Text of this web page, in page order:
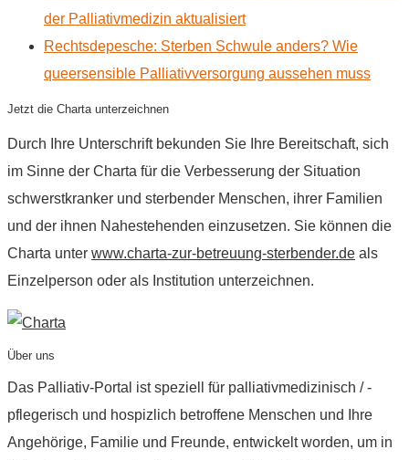
der Palliativmedizin aktualisiert
Rechtsdepesche: Sterben Schwule anders? Wie
queersensible Palliativversorgung aussehen muss
Jetzt die Charta unterzeichnen
Durch Ihre Unterschrift bekunden Sie Ihre Bereitschaft, sich
im Sinne der Charta für die Verbesserung der Situation
schwerstkranker und sterbender Menschen, ihrer Familien
und der ihnen Nahestehenden einzusetzen. Sie können die
Charta unter www.charta-zur-betreuung-sterbender.de als
Einzelperson oder als Institution unterzeichnen.
Über uns
Das Palliativ-Portal ist speziell für palliativmedizinisch / -
pflegerisch und hospizlich betroffene Menschen und Ihre
Angehörige, Familie und Freunde, entwickelt worden, um in